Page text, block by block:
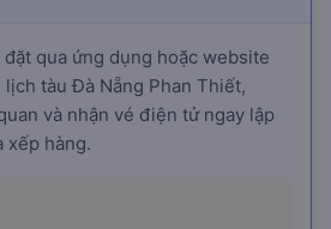
qua ứng dụng hoặc website
lịch tàu Đà Nẵng Phan Thiết,
và nhận vé điện tử ngay lập
xếp hàng.